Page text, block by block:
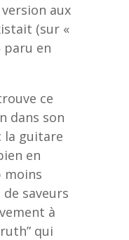
version aux
(sur «
paru en
ce
dans son
la guitare
en
moins
saveurs
à
qui